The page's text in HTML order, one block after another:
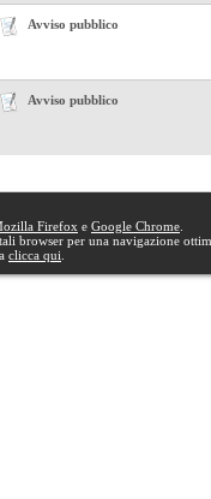
Avviso pubblico
Avviso pubblico
Firefox e Google Chrome
browser per una navigazione
clicca qui